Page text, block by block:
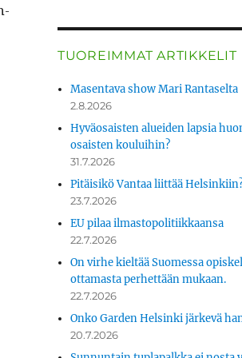
TUOREIMMAT ARTIKKELIT
Masentava show Mari Rantaselta
2.8.2026
Hyväosaisten alueiden lapsia
osaisten kouluihin?
31.7.2026
Pitäisikö Vantaa liittää
23.7.2026
EU pilaa ilmastopolitiikkaansa
22.7.2026
On virhe kieltää Suomessa
ottamasta perhettään mukaan.
22.7.2026
Onko Garden Helsinki järkevä
20.7.2026